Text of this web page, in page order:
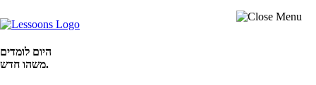
היום לומדים
משהו חדש.